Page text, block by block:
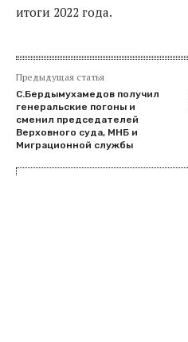
итоги 2022 года.
Предыдущая статья
С.Бердымухамедов получил
генеральские погоны и
сменил председателей
Верховного суда, МНБ и
Миграционной службы